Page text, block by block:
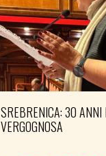
SREBRENICA: 30 ANNI
VERGOGNOSA